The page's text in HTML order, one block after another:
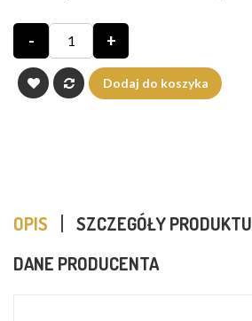
- +
Dodaj do koszyka
OPIS
SZCZEGÓŁY PRODUKTU
DANE PRODUCENTA